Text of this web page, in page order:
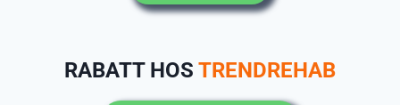
RABATT HOS TRENDREHAB